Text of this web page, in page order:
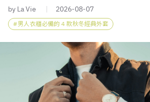
by La Vie 2026-08-07
男人衣櫃必備的 4 款秋冬經典外套